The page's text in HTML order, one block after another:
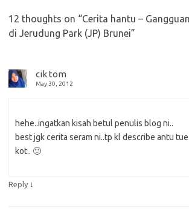
12 thoughts on “Cerita hantu –
di Jerudung Park (JP) Brunei”
cik tom
May 30, 2012
hehe..ingatkan kisah betul penulis blog ni..
best jgk cerita seram ni..tp kl describe antu
kot.. 🙂
Reply ↓